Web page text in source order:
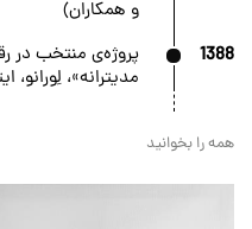
و همکاران)
1388
پروژه‌ی منتخب در
مدیترانه»، لِورانو،
همه را بخوانید